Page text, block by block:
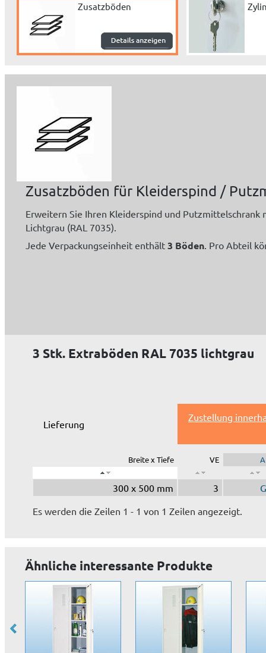
Zusatzböden
Zusatzböden für Kleiderspind /
Erweitern Sie Ihren Kleiderspind und
Lichtgrau (RAL 7035).
Jede Verpackungseinheit enthält 3 Böden. Pro Abteil
3 Stk. Extraböden RAL 7035 lichtgrau
Lieferung
Zustellung
Breite x Tiefe VE
300 x 500 mm 3
Es werden die Zeilen 1 - 1 von 1 Zeilen angezeigt.
Ähnliche interessante Produkte